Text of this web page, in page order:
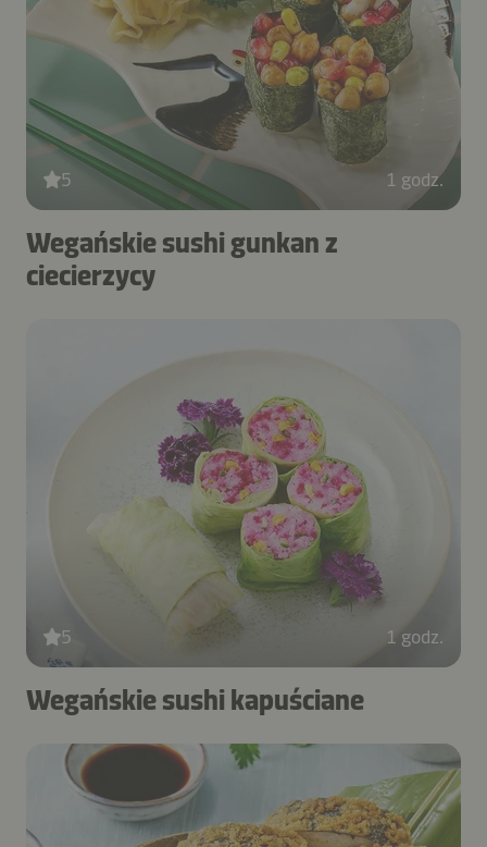
5 1 godz.
Wegańskie sushi gunkan z
ciecierzycy
5 1 godz.
Wegańskie sushi kapuściane